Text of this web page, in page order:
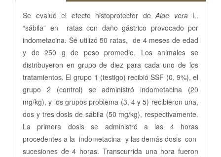
Se evaluó el efecto histoprotector deAloe vera L.
“sábila” en ratas con daño gástrico provocado por
indometacina. Sé utilizó 50 ratas, de 4 meses de edad
y de 250 g de peso promedio. Los animales se
distribuyeron en grupo de diez para cada uno de los
tratamientos. El grupo 1 (testigo) recibió SSF (0, 9%), el
grupo 2 (control) se administró indometacina (20
mg/kg), y los grupos problema (3, 4 y 5) recibieron una,
dos y tres dosis de sábila (50 mg/kg), respectivamente.
La primera dosis se administró a las 4 horas
procedentes a la indometacina y las demás dosis con
sucesiones de 4 horas. Transcurrida una hora fueron